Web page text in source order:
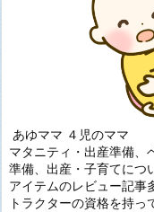
あゆママ ４児のママ
マタニティ・出産準備、
準備、出産・子育てにつ
アイテムのレビュー記事
トラクターの資格を持っ